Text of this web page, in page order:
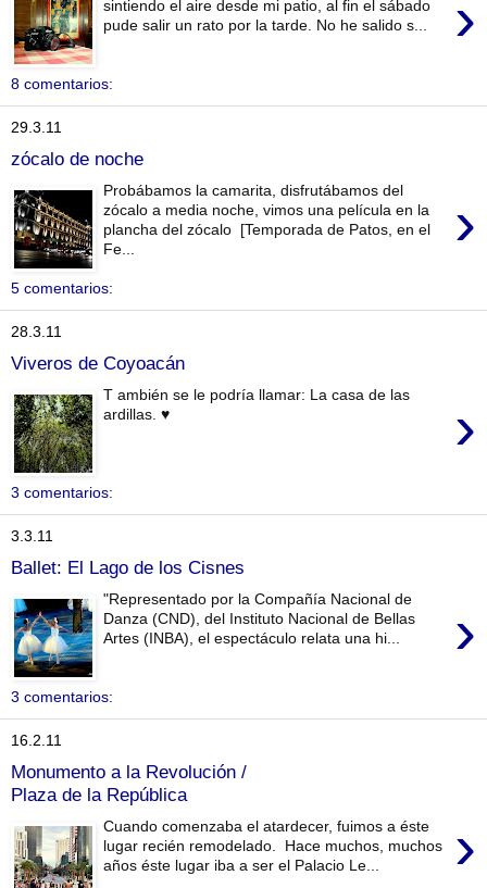
›
sintiendo el aire desde mi patio, al fin el sábado
pude salir un rato por la tarde. No he salido s...
8 comentarios:
29.3.11
zócalo de noche
›
Probábamos la camarita, disfrutábamos del
zócalo a media noche, vimos una película en la
plancha del zócalo [Temporada de Patos, en el
Fe...
5 comentarios:
28.3.11
Viveros de Coyoacán
›
T ambién se le podría llamar: La casa de las
ardillas. ♥
3 comentarios:
3.3.11
Ballet: El Lago de los Cisnes
›
"Representado por la Compañía Nacional de
Danza (CND), del Instituto Nacional de Bellas
Artes (INBA), el espectáculo relata una hi...
3 comentarios:
16.2.11
Monumento a la Revolución /
Plaza de la República
›
Cuando comenzaba el atardecer, fuimos a éste
lugar recién remodelado. Hace muchos, muchos
años éste lugar iba a ser el Palacio Le...